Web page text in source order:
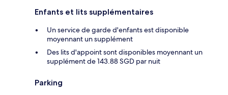
Enfants et lits supplémentaires
Un service de garde d'enfants est disponible
moyennant un supplément
Des lits d'appoint sont disponibles moyennant un
supplément de 143.88 SGD par nuit
Parking